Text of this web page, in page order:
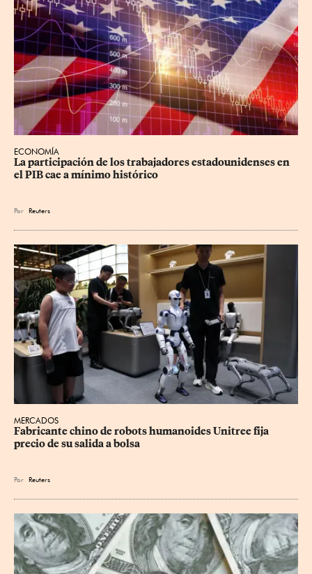
ECONOMÍA
La participación de los trabajadores estadounidenses en
el PIB cae a mínimo histórico
Por Reuters
MERCADOS
Fabricante chino de robots humanoides Unitree fija
precio de su salida a bolsa
Por Reuters